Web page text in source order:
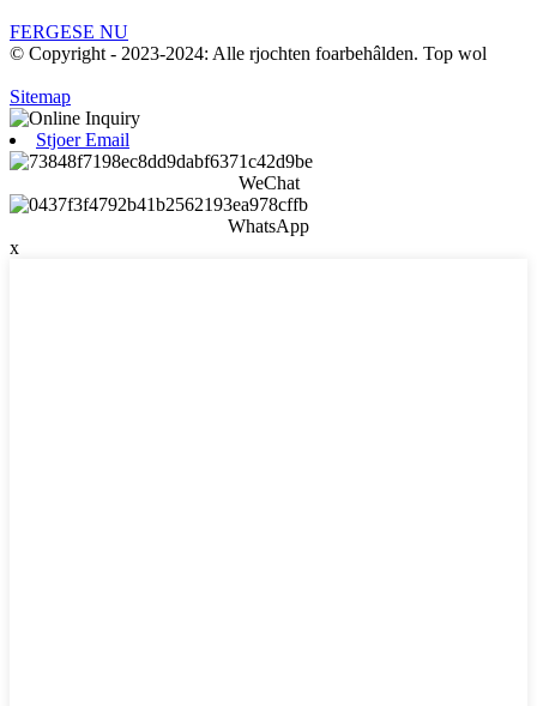
FERGESE NU
© Copyright - 2023-2024: Alle rjochten foarbehâlden. Top wol
Sitemap
Stjoer Email
WeChat
WhatsApp
x